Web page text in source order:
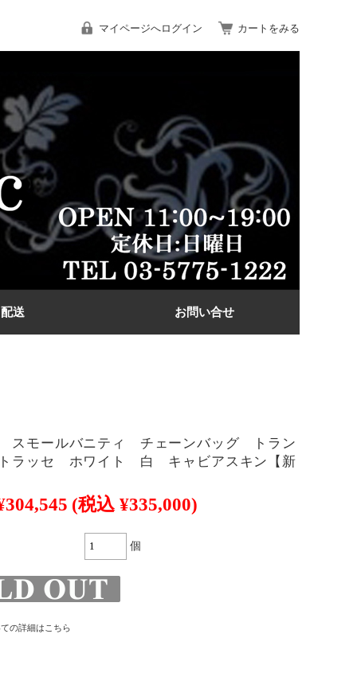
マイページへログイン カートをみる
配送 お問い合せ
スモールバニティ チェーンバッグ トラン
ラッセ ホワイト 白 キャビアスキン【新
(税込 ¥335,000)
個
の詳細はこちら